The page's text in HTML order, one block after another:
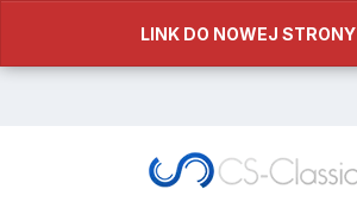
LINK DO NOWEJ STRONY